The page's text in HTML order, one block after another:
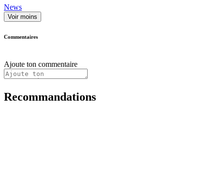
News
Voir moins
Commentaires
Ajoute ton commentaire
Recommandations